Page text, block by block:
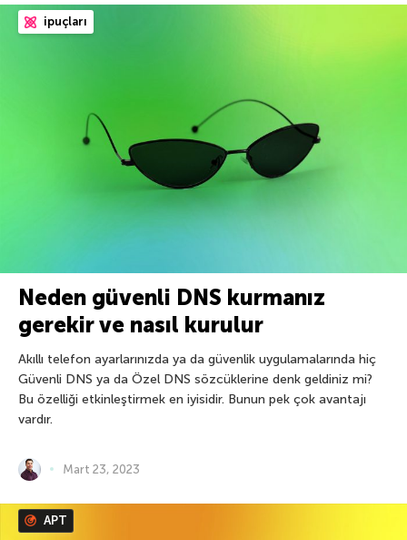
ipuçları
Neden güvenli DNS kurmanız
gerekir ve nasıl kurulur
Akıllı telefon ayarlarınızda ya da güvenlik uygulamalarında hiç
Güvenli DNS ya da Özel DNS sözcüklerine denk geldiniz mi?
Bu özelliği etkinleştirmek en iyisidir. Bunun pek çok avantajı
vardır.
Mart 23, 2023
APT